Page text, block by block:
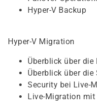
Hyper-V Backup
Hyper-V Migration
Überblick über
Überblick über
Security bei Live-
Live-Migration mit